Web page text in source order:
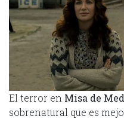
El terror en Misa de
sobrenatural que es